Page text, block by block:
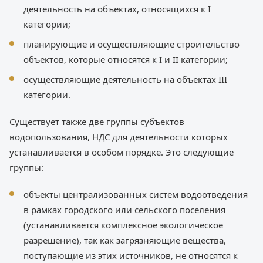
деятельность на объектах, относящихся к I
категории;
планирующие и осуществляющие строительство
объектов, которые относятся к I и II категории;
осуществляющие деятельность на объектах III
категории.
Существует также две группы субъектов
водопользования, НДС для деятельности которых
устанавливается в особом порядке. Это следующие
группы:
объекты централизованных систем водоотведения
в рамках городского или сельского поселения
(устанавливается комплексное экологическое
разрешение), так как загрязняющие вещества,
поступающие из этих источников, не относятся к